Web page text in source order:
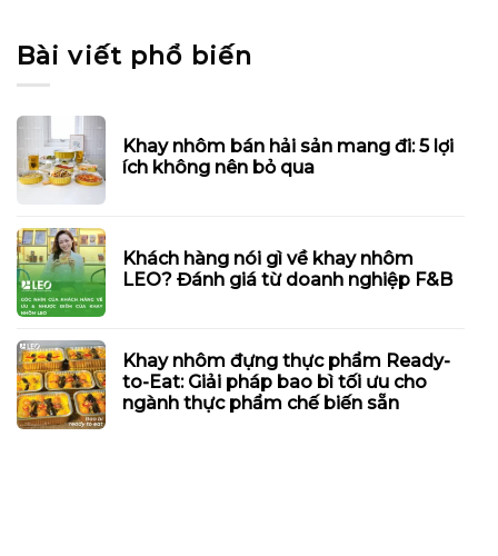
Bài viết phổ biến
Khay nhôm bán hải sản mang đi: 5 lợi
ích không nên bỏ qua
Khách hàng nói gì về khay nhôm
LEO? Đánh giá từ doanh nghiệp F&B
Khay nhôm đựng thực phẩm Ready-
to-Eat: Giải pháp bao bì tối ưu cho
ngành thực phẩm chế biến sẵn